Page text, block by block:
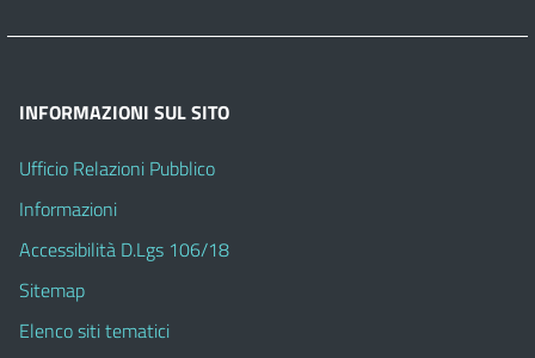
INFORMAZIONI SUL SITO
Ufficio Relazioni Pubblico
Informazioni
Accessibilità D.Lgs 106/18
Sitemap
Elenco siti tematici